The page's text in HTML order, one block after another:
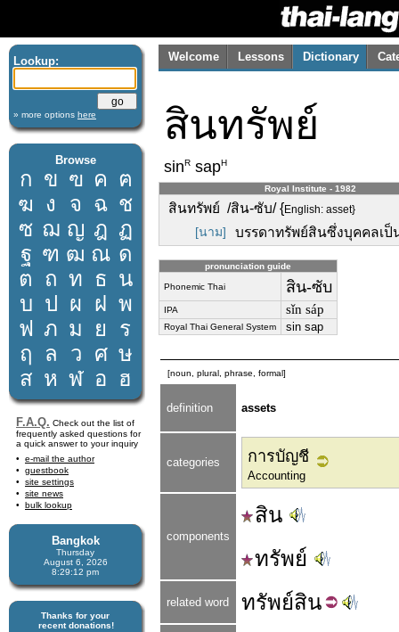
Lookup:
» more options here
Browse
ก ข ฃ ค ฅ
ฆ ง จ ฉ ช
ซ ฌ ญ ฎ ฏ
ฐ ฑ ฒ ณ ด
ต ถ ท ธ น
บ ป ผ ฝ พ
ฟ ภ ม ย
ร
ฤ
ล ว ศ ษ
ส ห ฬ อ ฮ
F.A.Q. Check out the list of
frequently asked questions for
a quick answer to your inquiry
e-mail the author
guestbook
site settings
site news
bulk lookup
Bangkok
Thursday
August 6, 2026
8:29:12 pm
Thanks for your
recent donations!
Welcome Lessons Dictionary
สินทรัพย์
sinR sapH
Royal Institute - 1982
สินทรัพย์ /สิน-ซับ/ {English: asset}
[นาม] บรรดาทรัพย์สินซึ่งบุคคลเป็
pronunciation guide
Phonemic Thai สิน-ซับ
IPA sǐn sáp
Royal Thai General System sin sap
[noun, plural, phrase, formal]
definition assets
categories การบัญชี
Accounting
components
สิน
ทรัพย์
related word ทรัพย์สิน